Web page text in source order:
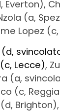
Everton),
(a,
Lopez
Lecce),
(a,
(c,